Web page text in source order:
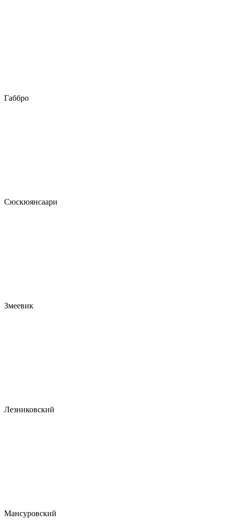
Габбро
Сюскюянсаари
Змеевик
Лезниковский
Мансуровский